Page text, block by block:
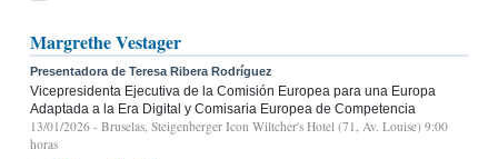
Margrethe Vestager
Presentadora de Teresa Ribera Rodríguez
Vicepresidenta Ejecutiva de la Comisión Europea para una Europa
Adaptada a la Era Digital y Comisaria Europea de Competencia
13/01/2026 - Bruselas, Steigenberger Icon Wiltcher's Hotel (71, Av. Louise) 9:00
horas